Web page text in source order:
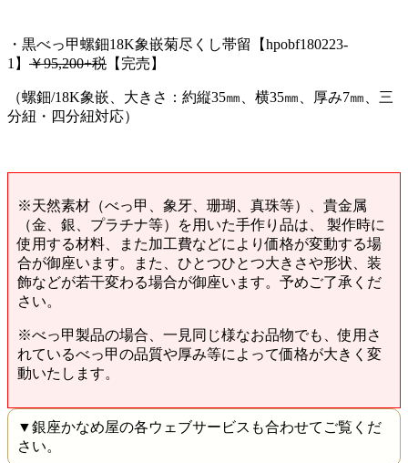
・黒べっ甲螺鈿18K象嵌菊尽くし帯留【hpobf180223-
1】 ￥95,200+税 【完売】
（螺鈿/18K象嵌、大きさ：約縦35㎜、横35㎜、厚み7㎜、三
分紐・四分紐対応）
※天然素材（べっ甲、象牙、珊瑚、真珠等）、貴金属
（金、銀、プラチナ等）を用いた手作り品は、 製作時に
使用する材料、また加工費などにより価格が変動する場
合が御座います。また、ひとつひとつ大きさや形状、装
飾などが若干変わる場合が御座います。予めご了承くだ
さい。
※べっ甲製品の場合、一見同じ様なお品物でも、使用さ
れているべっ甲の品質や厚み等によって価格が大きく変
動いたします。
▼銀座かなめ屋の各ウェブサービスも合わせてご覧くだ
さい。